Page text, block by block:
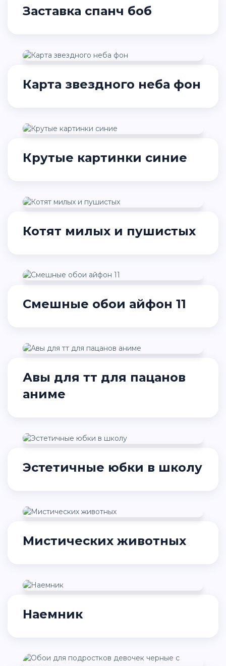
Заставка спанч боб
Карта звездного неба фон
Крутые картинки синие
Котят милых и пушистых
Смешные обои айфон 11
Авы для тт для пацанов
аниме
Эстетичные юбки в школу
Мистических животных
Наемник